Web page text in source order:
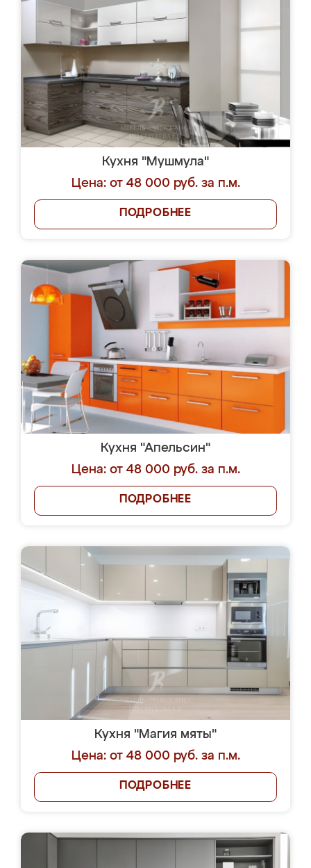
Кухня "Мушмула"
Цена: от 48 000 руб. за п.м.
ПОДРОБНЕЕ
Кухня "Апельсин"
Цена: от 48 000 руб. за п.м.
ПОДРОБНЕЕ
Кухня "Магия мяты"
Цена: от 48 000 руб. за п.м.
ПОДРОБНЕЕ